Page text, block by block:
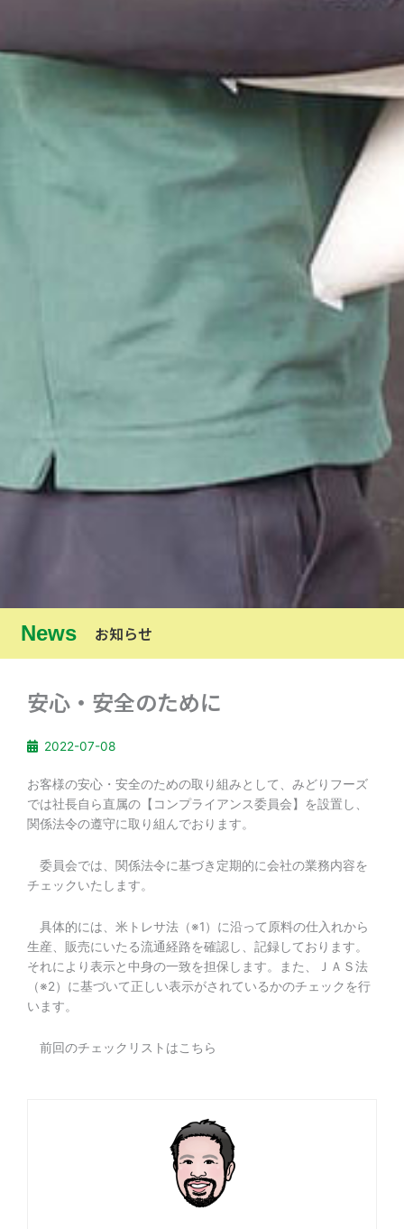
News お知らせ
安心・安全のために
2022-07-08
お客様の安心・安全のための取り組みとして、みどりフーズ
では社長自ら直属の【コンプライアンス委員会】を設置し、
関係法令の遵守に取り組んでおります。
委員会では、関係法令に基づき定期的に会社の業務内容を
チェックいたします。
具体的には、米トレサ法（※1）に沿って原料の仕入れから
生産、販売にいたる流通経路を確認し、記録しております。
それにより表示と中身の一致を担保します。また、ＪＡＳ法
（※2）に基づいて正しい表示がされているかのチェックを行
います。
前回のチェックリストはこちら